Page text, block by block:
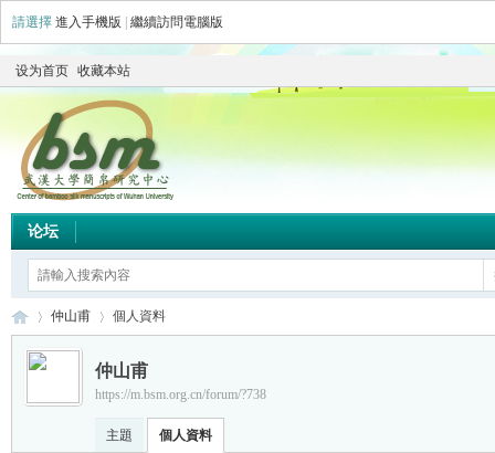
請選擇 進入手機版 繼續訪問電腦版
设为首页 收藏本站
论坛
›
仲山甫 個人資料
仲山甫
https://m.bsm.org.cn/forum/?738
主題 個人資料